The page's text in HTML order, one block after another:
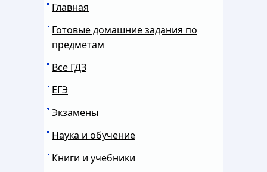
Главная
Готовые домашние задания по
предметам
Все ГДЗ
ЕГЭ
Экзамены
Наука и обучение
Книги и учебники